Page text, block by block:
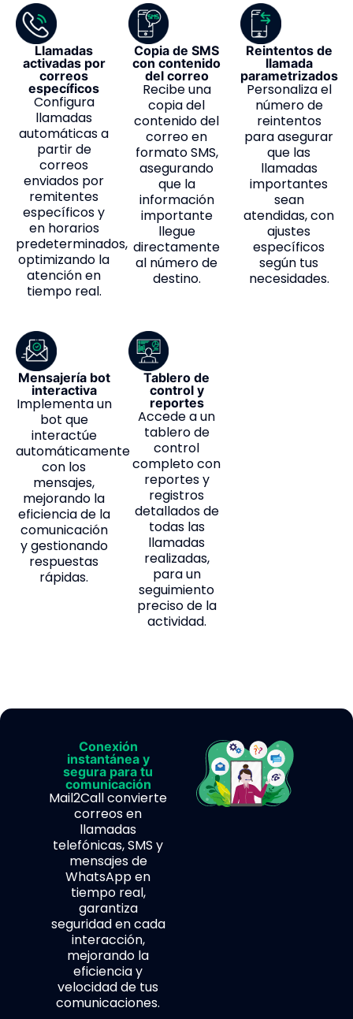
Llamadas
activadas por
correos
específicos
Configura
llamadas
automáticas a
partir de
correos
enviados por
remitentes
específicos y
en horarios
predeterminados,
optimizando la
atención en
tiempo real.
Copia de SMS
con contenido
del correo
Recibe una
copia del
contenido del
correo en
formato SMS,
asegurando
que la
información
importante
llegue
directamente
al número de
destino.
Reintentos de
llamada
parametrizados
Personaliza el
número de
reintentos
para asegurar
que las
llamadas
importantes
sean
atendidas, con
ajustes
específicos
según tus
necesidades.
Mensajería bot
interactiva
Implementa un
bot que
interactúe
automáticamente
con los
mensajes,
mejorando la
eficiencia de la
comunicación
y gestionando
respuestas
rápidas.
Tablero de
control y
reportes
Accede a un
tablero de
control
completo con
reportes y
registros
detallados de
todas las
llamadas
realizadas,
para un
seguimiento
preciso de la
actividad.
Conexión
instantánea y
segura para tu
comunicación
Mail2Call convierte
correos en
llamadas
telefónicas, SMS y
mensajes de
WhatsApp en
tiempo real,
garantiza
seguridad en cada
interacción,
mejorando la
eficiencia y
velocidad de tus
comunicaciones.